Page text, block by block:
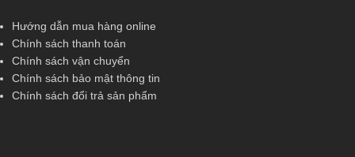
Hướng dẫn mua hàng online
Chính sách thanh toán
Chính sách vận chuyển
Chính sách bảo mật thông tin
Chính sách đổi trả sản phẩm